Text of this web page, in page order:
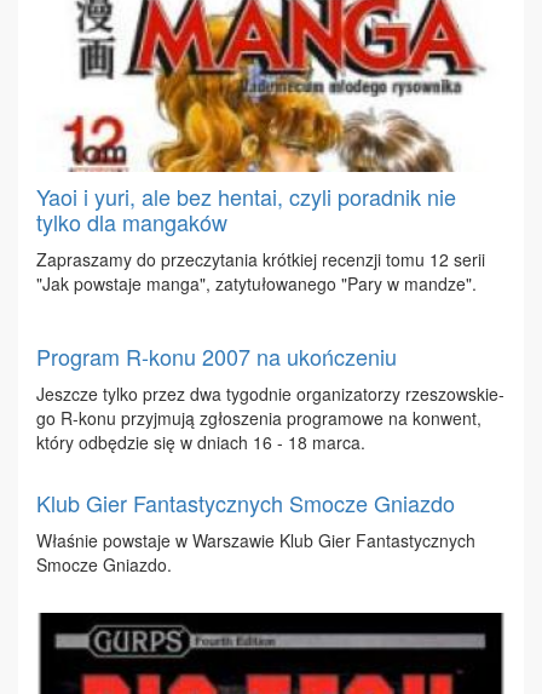
Yaoi i yuri, ale bez hentai, czyli poradnik nie
tylko dla mangaków
Za­pra­sza­my do prze­czy­ta­nia krót­kiej re­cen­zji to­mu 12 se­rii
"Jak po­wsta­je man­ga", za­ty­tu­ło­wa­ne­go "Pa­ry w man­dze".
Program R-konu 2007 na ukończeniu
Jesz­cze tyl­ko przez dwa ty­go­dnie or­ga­ni­za­to­rzy rze­szow­skie­
go R-ko­nu przyj­mu­ją zgło­sze­nia pro­gra­mo­we na kon­went,
któ­ry od­bę­dzie się w dniach 16 - 18 mar­ca.
Klub Gier Fantastycznych Smocze Gniazdo
Wła­śnie po­wsta­je w War­sza­wie Klub Gier Fan­ta­stycz­nych
Smo­cze Gniaz­do.